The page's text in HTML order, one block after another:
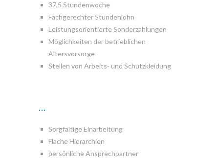
37,5 Stundenwoche
Fachgerechter Stundenlohn
Leistungsorientierte Sonderzahlungen
Möglichkeiten der betrieblichen
Altersvorsorge
Stellen von Arbeits- und Schutzkleidung
…
Sorgfältige Einarbeitung
Flache Hierarchien
persönliche Ansprechpartner